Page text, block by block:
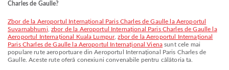
Charles de Gaulle?
zbor de la Aeroportul Internațional Paris Charles de Gaulle la Aeroportul
Suvarnabhumi zbor de la Aeroportul Internațional Paris Charles de Gaulle la
Aeroportul Internațional Kuala Lumpur,zbor de la Aeroportul Internațional
Paris Charles de Gaulle la Aeroportul Internațional Vienasunt cele mai
populare rute aeroportuare din Aeroportul Internațional Paris Charles de
Gaulle. Aceste rute oferă conexiuni convenabile pentru călătoria ta.